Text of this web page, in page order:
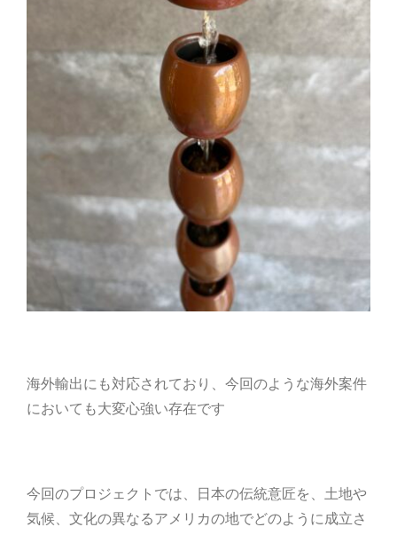
海外輸出にも対応されており、今回のような海外案件
においても大変心強い存在です
今回のプロジェクトでは、日本の伝統意匠を、 土地や
気候、文化の異なるアメリカの地でどのように成立さ